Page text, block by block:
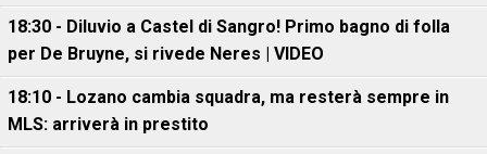
18:30 - Diluvio a Castel di Sangro! Primo bagno di folla
per De Bruyne, si rivede Neres | VIDEO
18:10 - Lozano cambia squadra, ma resterà sempre in
MLS: arriverà in prestito